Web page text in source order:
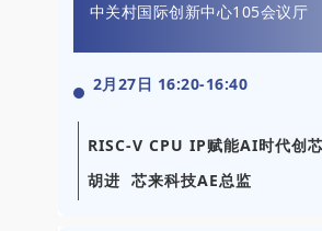
中关村国际创新中心105会议厅
2月27日 16:20-16:40
RISC-V CPU IP赋能AI时代创
胡进 芯来科技AE总监